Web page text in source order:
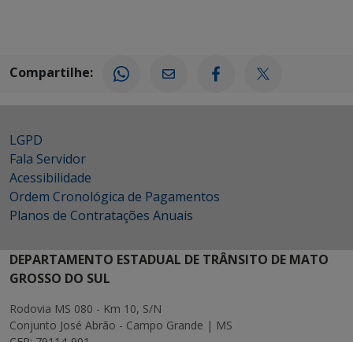
Compartilhe:
LGPD
Fala Servidor
Acessibilidade
Ordem Cronológica de Pagamentos
Planos de Contratações Anuais
DEPARTAMENTO ESTADUAL DE TRÂNSITO DE MATO
GROSSO DO SUL
Rodovia MS 080 - Km 10, S/N
Conjunto José Abrão - Campo Grande | MS